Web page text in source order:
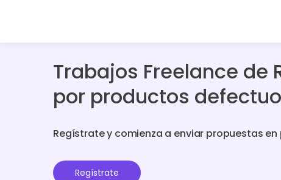
Trabajos Freelance de
por productos
Regístrate y comienza a enviar propuestas
Regístrate